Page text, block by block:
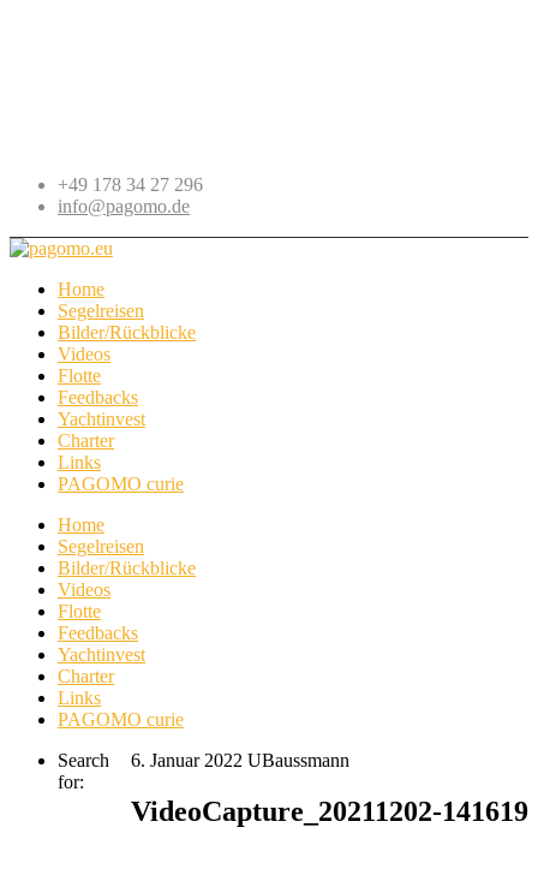
+49 178 34 27 296
info@pagomo.de
Home
Segelreisen
Bilder/Rückblicke
Videos
Flotte
Feedbacks
Yachtinvest
Charter
Links
PAGOMO curie
Home
Segelreisen
Bilder/Rückblicke
Videos
Flotte
Feedbacks
Yachtinvest
Charter
Links
PAGOMO curie
6. Januar 2022 UBaussmann
VideoCapture_20211202-141619
Search
for: